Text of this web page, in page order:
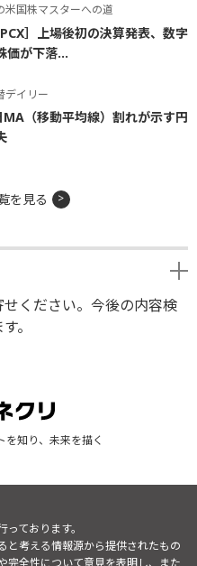
米国株マスターへの道
］上場後初の決算発表、数字
価が下落...
デイリー
MA（移動平均線）割れが示す円
を見る
ください。今後の内容検
。
を知り、未来を描く
ております。
と考える情報源から提供されたもの